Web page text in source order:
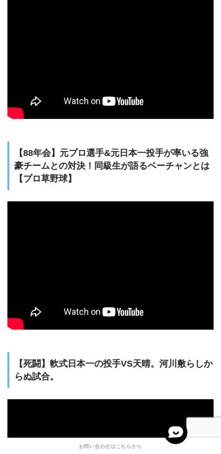
【88年会】元プロ選手&元日本一投手が率いる強
豪チームとの対決！同級生が語るベーチャンとは
【プロ草野球】
【死闘】軟式日本一の投手VS天晴。河川敷らしか
らぬ試合。
お問い合わせはこちらから